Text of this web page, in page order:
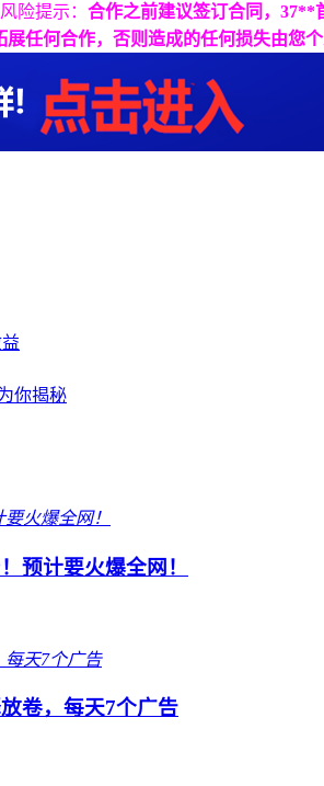
风险提示： 合作之前建议签订合同，37**
任何合作，否则造成的任何损失由您个
你揭秘
预计要火爆全网！
卷，每天7个广告